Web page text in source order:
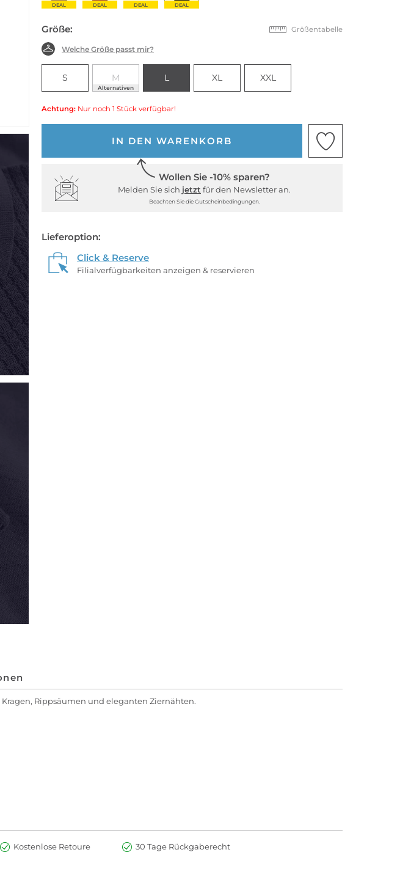
DEAL DEAL DEAL DEAL
Größe: Größentabelle
Welche Größe passt mir?
S M
Alternativen
L XL XXL
Achtung: Nur noch 1 Stück verfügbar!
IN DEN WARENKORB
Wollen Sie -10% sparen?
Melden Sie sich jetzt für den Newsletter an.
Beachten Sie die Gutscheinbedingungen.
Lieferoption:
Click & Reserve
Filialverfügbarkeiten anzeigen & reservieren
Rippsäumen und eleganten Ziernähten.
Kostenlose Retoure 30 Tage Rückgaberecht